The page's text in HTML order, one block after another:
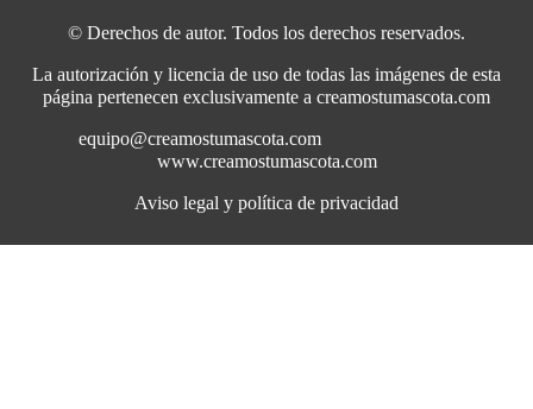
© Derechos de autor. Todos los derechos reservados.
La autorización y licencia de uso de todas las imágenes de esta
página pertenecen exclusivamente a creamostumascota.com
equipo@creamostumascota.com
www.creamostumascota.com
Aviso legal y política de privacidad